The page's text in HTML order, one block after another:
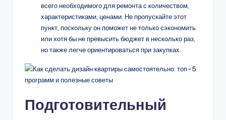
всего необходимого для ремонта с количеством,
характеристиками, ценами. Не пропускайте этот
пункт, поскольку он поможет не только сэкономить
или хотя бы не превысить бюджет в несколько раз,
но также легче ориентироваться при закупках.
Подготовительный